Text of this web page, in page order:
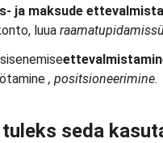
ja maksude
luua
, positsioneerimine.
seda